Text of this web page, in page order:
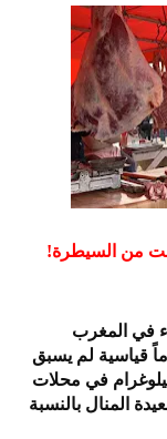
من السيطرة!
في المغرب
قياسية لم يسبق
من 140 درهماً للكيلوغرام في محلات
المنال بالنسبة